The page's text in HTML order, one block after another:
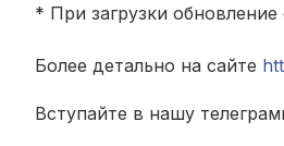
* При загрузки
Более детально на сайте
Вступайте в нашу